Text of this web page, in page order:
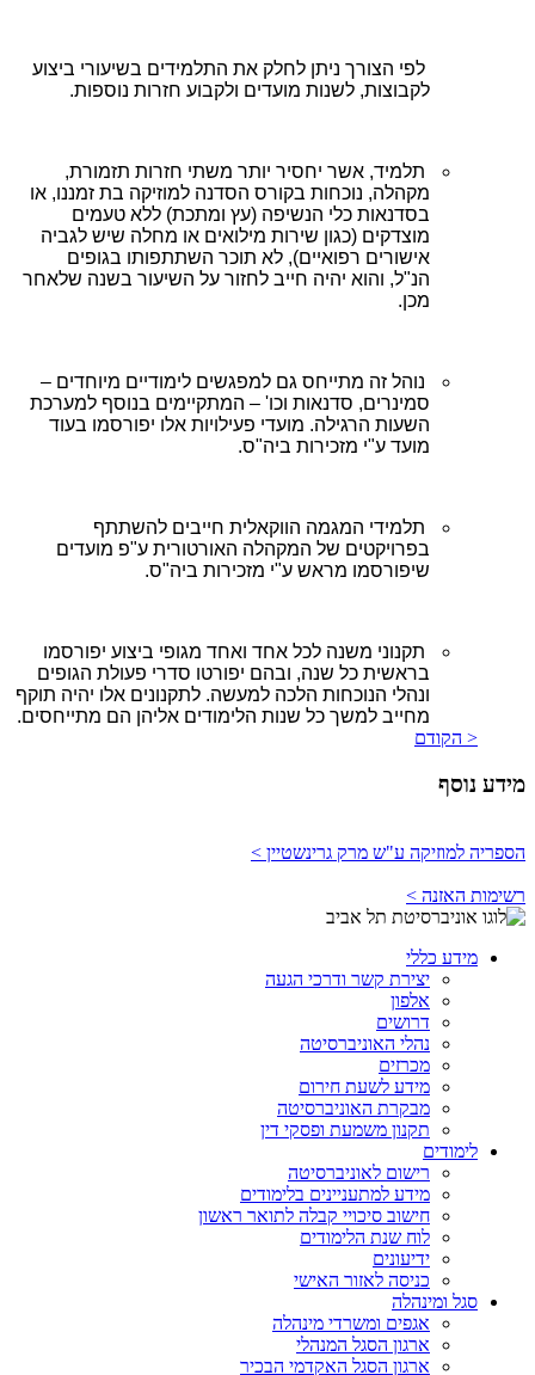
לפי הצורך ניתן לחלק את התלמידים בשיעורי ביצוע
לקבוצות, לשנות מועדים ולקבוע חזרות נוספות.
תלמיד, אשר יחסיר יותר משתי חזרות תזמורת,
מקהלה, נוכחות בקורס הסדנה למוזיקה בת זמננו, או
בסדנאות כלי הנשיפה (עץ ומתכת) ללא טעמים
מוצדקים (כגון שירות מילואים או מחלה שיש לגביה
אישורים רפואיים), לא תוכר השתתפותו בגופים
הנ"ל, והוא יהיה חייב לחזור על השיעור בשנה שלאחר
מכן.
נוהל זה מתייחס גם למפגשים לימודיים מיוחדים –
סמינרים, סדנאות וכו' – המתקיימים בנוסף למערכת
השעות הרגילה. מועדי פעילויות אלו יפורסמו בעוד
מועד ע"י מזכירות ביה"ס.
תלמידי המגמה הווקאלית חייבים להשתתף
בפרויקטים של המקהלה האורטורית ע"פ מועדים
שיפורסמו מראש ע"י מזכירות ביה"ס.
תקנוני משנה לכל אחד ואחד מגופי ביצוע יפורסמו
בראשית כל שנה, ובהם יפורטו סדרי פעולת הגופים
ונהלי הנוכחות הלכה למעשה. לתקנונים אלו יהיה תוקף
מחייב למשך כל שנות הלימודים אליהן הם מתייחסים.
< הקודם
מידע נוסף
הספריה למוזיקה ע"ש מרק גרינשטיין >
רשימות האזנה >
מידע כללי
יצירת קשר ודרכי הגעה
אלפון
דרושים
נהלי האוניברסיטה
מכרזים
מידע לשעת חירום
מבקרת האוניברסיטה
תקנון משמעת ופסקי דין
לימודים
רישום לאוניברסיטה
מידע למתעניינים בלימודים
חישוב סיכויי קבלה לתואר ראשון
לוח שנת הלימודים
ידיעונים
כניסה לאזור האישי
סגל ומינהלה
אגפים ומשרדי מינהלה
ארגון הסגל המנהלי
ארגון הסגל האקדמי הבכיר